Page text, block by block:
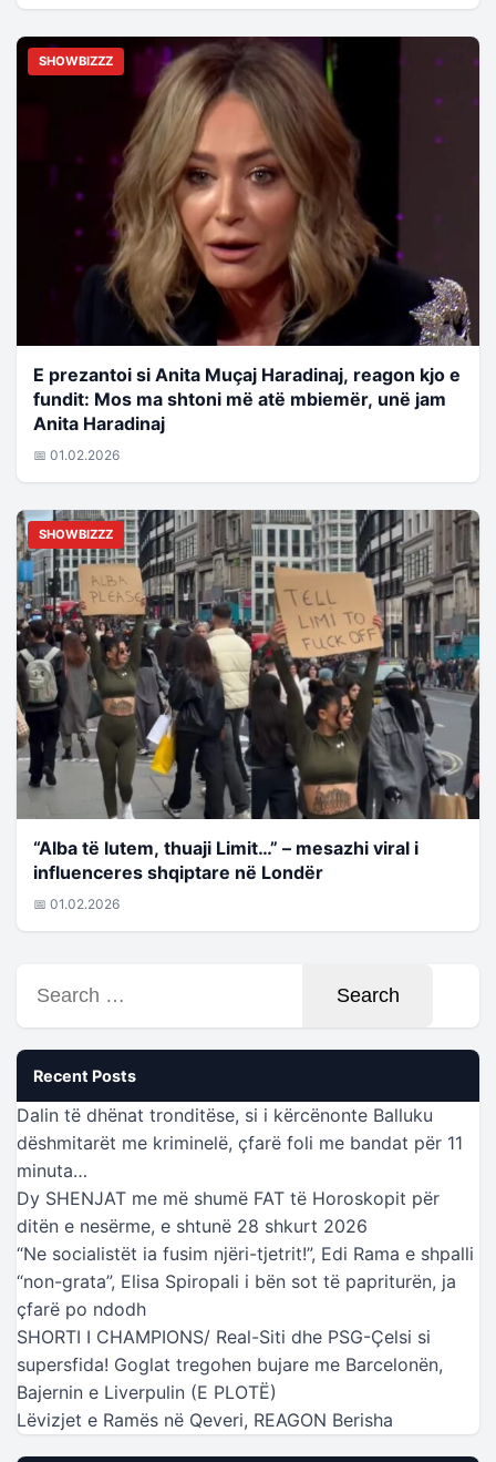
SHOWBIZZZ
E prezantoi si Anita Muçaj Haradinaj, reagon kjo e
fundit: Mos ma shtoni më atë mbiemër, unë jam
Anita Haradinaj
📅 01.02.2026
SHOWBIZZZ
“Alba të lutem, thuaji Limit…” – mesazhi viral i
influenceres shqiptare në Londër
📅 01.02.2026
for:
Recent Posts
Dalin të dhënat tronditëse, si i kërcënonte Balluku
dëshmitarët me kriminelë, çfarë foli me bandat për 11
minuta…
Dy SHENJAT me më shumë FAT të Horoskopit për
ditën e nesërme, e shtunë 28 shkurt 2026
“Ne socialistët ia fusim njëri-tjetrit!”, Edi Rama e shpalli
“non-grata”, Elisa Spiropali i bën sot të papriturën, ja
çfarë po ndodh
SHORTI I CHAMPIONS/ Real-Siti dhe PSG-Çelsi si
supersfida! Goglat tregohen bujare me Barcelonën,
Bajernin e Liverpulin (E PLOTË)
Lëvizjet e Ramës në Qeveri, REAGON Berisha